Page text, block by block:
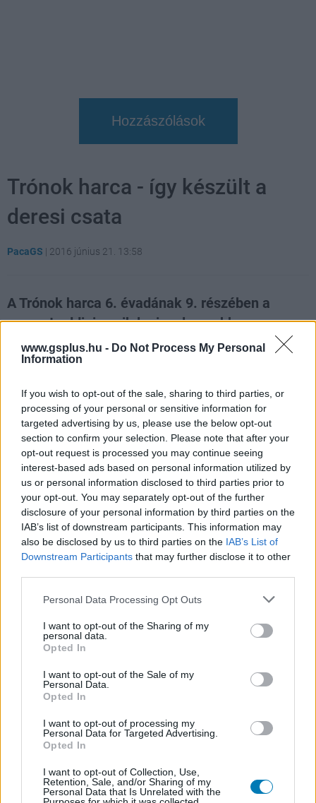
www.gsplus.hu - Do Not Process My Personal
Information
If you wish to opt-out of the sale, sharing to third parties, or
processing of your personal or sensitive information for
targeted advertising by us, please use the below opt-out
section to confirm your selection. Please note that after your
opt-out request is processed you may continue seeing
interest-based ads based on personal information utilized by
us or personal information disclosed to third parties prior to
your opt-out. You may separately opt-out of the further
disclosure of your personal information by third parties on the
IAB’s list of downstream participants. This information may
also be disclosed by us to third parties on the IAB’s List of
Downstream Participants that may further disclose it to other
Please note that this website/app uses one or more Google
not limited to your visit or usage behaviour. You may click to
grant or deny consent to Google and its third-party tags to
use your data for below specified purposes in below Google
consent section.
Personal Data Processing Opt Outs
I want to opt-out of the Sharing of my
personal data.
Opted In
I want to opt-out of the Sale of my
Personal Data.
Opted In
I want to opt-out of processing my
Personal Data for Targeted Advertising.
Opted In
I want to opt-out of Collection, Use,
Retention, Sale, and/or Sharing of my
Personal Data that Is Unrelated with the
Hozzászólások
Trónok harca - így készült a
deresi csata
PacaGS | 2016 június 21. 13:58
A Trónok harca 6. évadának 9. részében a
sorozat eddigi egyik legizgalmasabb
csatajelenetét láthattuk. A készítők mesélnek
róla, mi pedig kibeszéljük a történteket.
Unmute
21.86%
Annyi ponton csúszhatott volna el a feliratosan
tegnaptól nézhető 9. rész, hogy végig rettegtünk, hogyan
alakul aFattyak csatája . Innentől spoileresen folytatjuk,
bár aki eddig eljutott, az valószínűleg már kitalálta.
Sor került az egész évadban érlelődő összecsapásra,
melynek során a Havas Jon és Sansa által toborzott
sereg megpróbálta bevenni Derest. Bár Jon felajánlotta
Ramsay-nek, hogy egy az egy ellen vívják meg a
harcot, de utóbbi tekintve, hogy serege egyértelmű
létszámfölényben volt, nem hajlott az ajánlatra. Sajnos,
érzelmein, és amikor Ramsay átlőtte Rickont, elvesztette
az eszét, egyedül akart bosszút állni. Érthető reakció
volt, de nem tudom, ez után mit gondolnak róla a
többiek. Talán megelégszenek azzal, hogy végül
bevették Derest.